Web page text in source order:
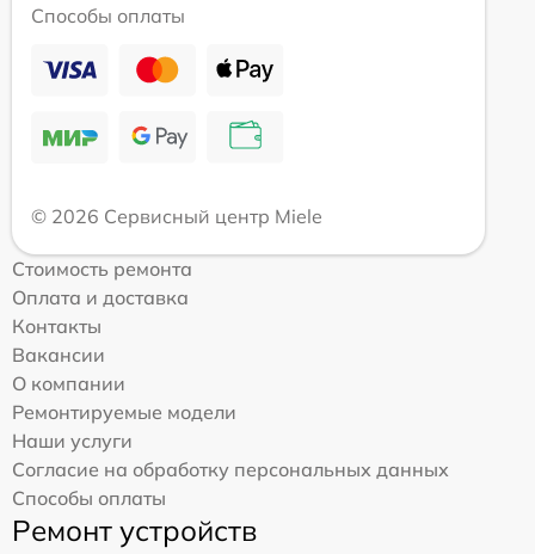
Способы оплаты
© 2026 Сервисный центр Miele
Стоимость ремонта
Оплата и доставка
Контакты
Вакансии
О компании
Ремонтируемые модели
Наши услуги
Согласие на обработку персональных данных
Способы оплаты
Ремонт устройств